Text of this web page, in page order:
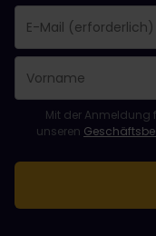
Sie haben sich
Das Feld „E-Mail-
Diese E-Mail-
Beim Abonnieren
Du hast diesen
Bitte stimme den
Mit der Anmeldung
unseren